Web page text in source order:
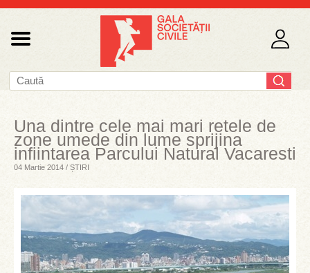
Una dintre cele mai mari retele de
zone umede din lume sprijina
infiintarea Parcului Natural Vacaresti
04 Martie 2014 / ȘTIRI